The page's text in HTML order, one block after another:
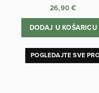
26,90€
DODAJ U KOŠARICU
POGLEDAJTE SVE